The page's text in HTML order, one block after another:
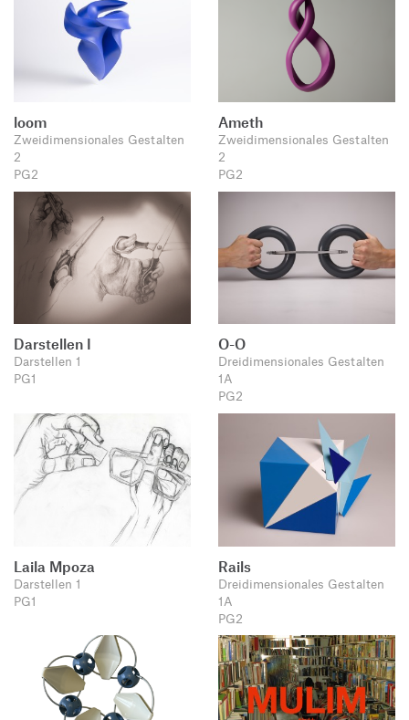
loom
Zweidimensionales Gestalten
2
PG2
Ameth
Zweidimensionales Gestalten
2
PG2
Darstellen I
Darstellen 1
PG1
O-O
Dreidimensionales Gestalten
1A
PG2
Laila Mpoza
Darstellen 1
PG1
Rails
Dreidimensionales Gestalten
1A
PG2